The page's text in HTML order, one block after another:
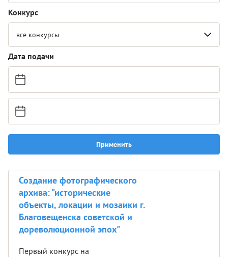
Конкурс
все конкурсы
Дата подачи
Применить
Создание фотографического
архива: "исторические
объекты, локации и мозаики г.
Благовещенска советской и
дореволюционной эпох"
Первый конкурс на